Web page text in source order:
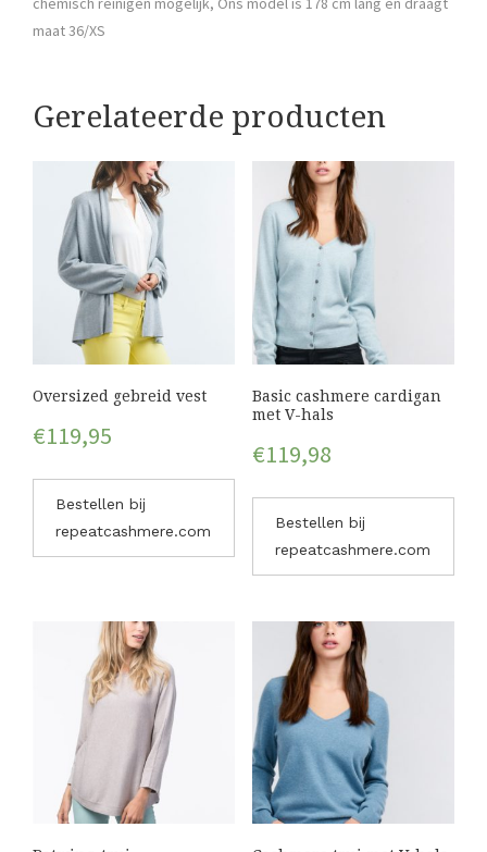
maat 36/XS
Gerelateerde producten
Oversized gebreid vest
€119,95
Bestellen bij
repeatcashmere.com
Basic cashmere cardigan
met V-hals
€119,98
Bestellen bij
repeatcashmere.com